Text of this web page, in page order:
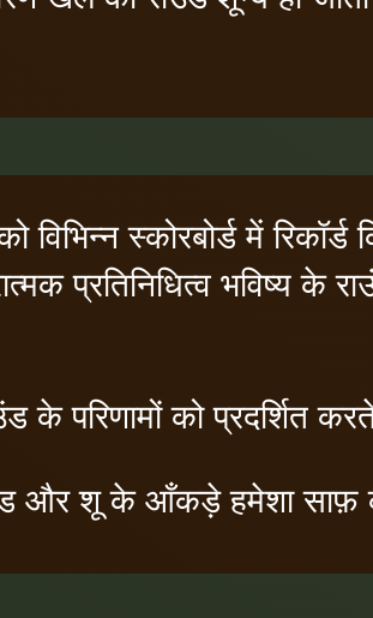
विभिन्न स्कोरबोर्ड में
प्रतिनिधित्व भविष्य के
के परिणामों को प्रदर्शित
और शू के आँकड़े हमेशा साफ़